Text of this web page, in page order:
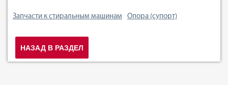
Запчасти к стиральным машинам Опора (супорт)
НАЗАД В РАЗДЕЛ